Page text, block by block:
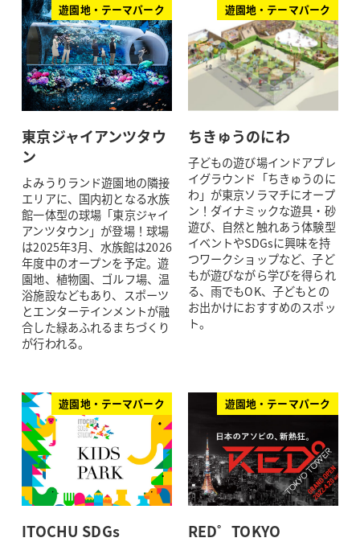
遊園地・テーマパーク
東京ジャイアンツタウ
ン
よみうりランド遊園地の隣接
エリアに、国内初となる水族
館一体型の球場「東京ジャイ
アンツタウン」が登場！球場
は2025年3月、水族館は2026
年度中のオープンを予定。遊
園地、植物園、ゴルフ場、温
浴施設などもあり、スポーツ
とエンターテインメントが融
合した緑あふれるまちづくり
が行われる。
遊園地・テーマパーク
ちきゅうのにわ
子どもの遊び場インドアプレ
イグラウンド「ちきゅうのに
わ」が東京ソラマチにオープ
ン！ダイナミックな遊具・砂
遊び、自然と触れあう体験型
イベントやSDGsに興味を持
つワークショップなど、子ど
もが遊びながら学びを得られ
る、雨でもOK、子どもとの
お出かけにおすすめのスポッ
ト。
遊園地・テーマパーク
ITOCHU SDGs
遊園地・テーマパーク
RED゜TOKYO